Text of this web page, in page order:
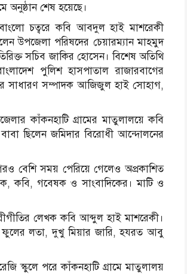
অনুষ্ঠান শেষ হয়েছে।
চত্বরে কবি আবদুল হাই মাশরেকী
উপজেলা পরিষদের চেয়ারম্যান মাহমুদ
সচিব জাকির হোসেন। বিশেষ অতিথি
পুলিশ হাসপাতাল রাজারবাগের
সাধারণ সম্পাদক আজিজুল হাই সোহাগ,
কাঁকনহাটি গ্রামের মাতুলালয়ে কবি
ছিলেন জমিদার বিরোধী আন্দোলনের
বেশি সময় পেরিয়ে গেলেও অপ্রকাশিত
কবি, গবেষক ও সাংবাদিকের। মাটি ও
লেখক কবি আব্দুল হাই মাশরেকী।
ফুলের লতা, দুখু মিয়ার জারি, হযরত আবু
স্কুলে পরে কাঁকনহাটি গ্রামে মাতুলালয়